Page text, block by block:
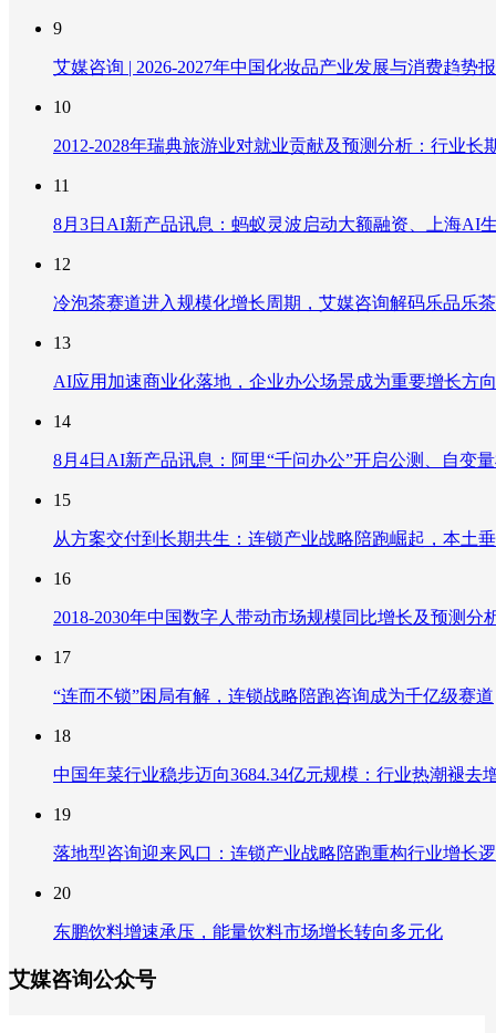
9
艾媒咨询 | 2026-2027年中国化妆品产业发展与消费趋势
10
2012-2028年瑞典旅游业对就业贡献及预测分析：行业
11
8月3日AI新产品讯息：蚂蚁灵波启动大额融资、上海AI
12
冷泡茶赛道进入规模化增长周期，艾媒咨询解码乐品乐
13
AI应用加速商业化落地，企业办公场景成为重要增长方向
14
8月4日AI新产品讯息：阿里“千问办公”开启公测、自变
15
从方案交付到长期共生：连锁产业战略陪跑崛起，本土
16
2018-2030年中国数字人带动市场规模同比增长及预测
17
“连而不锁”困局有解，连锁战略陪跑咨询成为千亿级赛道
18
中国年菜行业稳步迈向3684.34亿元规模：行业热潮褪
19
落地型咨询迎来风口：连锁产业战略陪跑重构行业增
20
东鹏饮料增速承压，能量饮料市场增长转向多元化
艾媒咨询公众号